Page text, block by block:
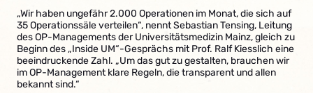
„Wir haben ungefähr 2.000 Operationen im Monat, die sich auf
35 Operationssäle verteilen“, nennt Sebastian Tensing, Leitung
des OP-Managements der Universitätsmedizin Mainz, gleich zu
Beginn des „Inside UM“-Gesprächs mit Prof. Ralf Kiesslich eine
beeindruckende Zahl. „Um das gut zu gestalten, brauchen wir
im OP-Management klare Regeln, die transparent und allen
bekannt sind.“